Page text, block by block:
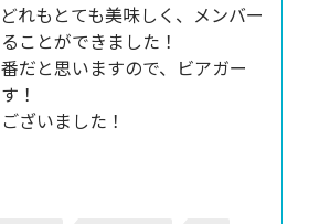
れもとても美味しく、メンバー
ことができました！
だと思いますので、ビアガー
！
ざいました！